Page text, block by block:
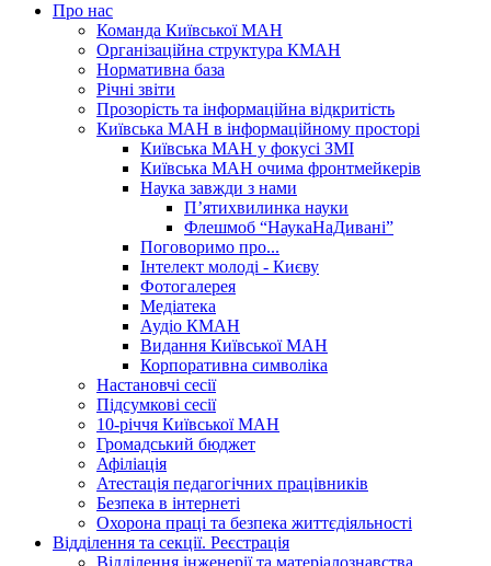
Про нас
Команда Київської МАН
Організаційна структура КМАН
Нормативна база
Річні звіти
Прозорість та інформаційна відкритість
Київська МАН в інформаційному просторі
Київська МАН у фокусі ЗМІ
Київська МАН очима фронтмейкерів
Наука завжди з нами
П’ятихвилинка науки
Флешмоб “НаукаНаДивані”
Поговоримо про...
Інтелект молоді - Києву
Фотогалерея
Медіатека
Аудіо КМАН
Видання Київської МАН
Корпоративна символіка
Настановчі сесії
Підсумкові сесії
10-річчя Київської МАН
Громадський бюджет
Афіліація
Атестація педагогічних працівників
Безпека в інтернеті
Охорона праці та безпека життєдіяльності
Відділення та секції. Реєстрація